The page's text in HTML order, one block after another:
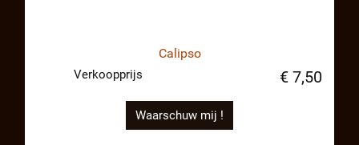
Calipso
Verkoopprijs € 7,50
Waarschuw mij !